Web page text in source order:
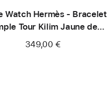
Watch Hermès - Bracelet
Tour Kilim Jaune de
46 mm
349,00 €